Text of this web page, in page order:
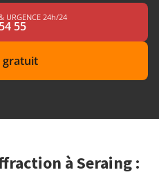
URGENCE 24h/24
55
gratuit
à Seraing :